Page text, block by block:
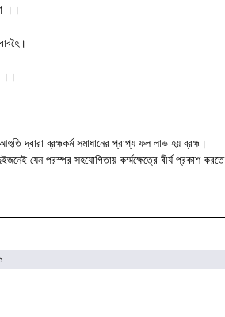
।।
।।
দ্বারা ব্রহ্মকর্ম সমাধানের প্রাপ্য ফল লাভ হয় ব্রহ্ম।
যেন পরস্পর সহযোগিতায় কর্ম্মক্ষেত্রে বীর্য প্রকাশ করতে